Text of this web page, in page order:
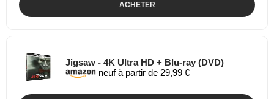
ACHETER
Jigsaw - 4K Ultra HD + Blu-ray (DVD)
neuf à partir de 29,99 €